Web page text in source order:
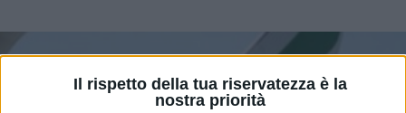
Il rispetto della tua riservatezza è la
nostra priorità